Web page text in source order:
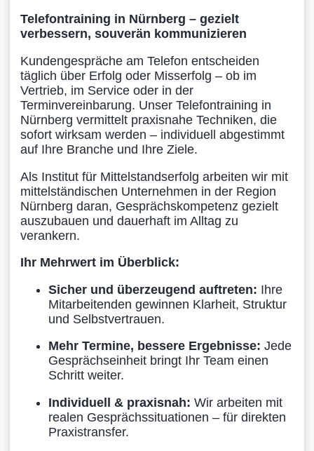
Telefontraining in Nürnberg – gezielt
verbessern, souverän kommunizieren
Kundengespräche am Telefon entscheiden
täglich über Erfolg oder Misserfolg – ob im
Vertrieb, im Service oder in der
Terminvereinbarung. Unser Telefontraining in
Nürnberg vermittelt praxisnahe Techniken, die
sofort wirksam werden – individuell abgestimmt
auf Ihre Branche und Ihre Ziele.
Als Institut für Mittelstandserfolg arbeiten wir mit
mittelständischen Unternehmen in der Region
Nürnberg daran, Gesprächskompetenz gezielt
auszubauen und dauerhaft im Alltag zu
verankern.
Ihr Mehrwert im Überblick:
Sicher und überzeugend auftreten: Ihre
Mitarbeitenden gewinnen Klarheit, Struktur
und Selbstvertrauen.
Mehr Termine, bessere Ergebnisse: Jede
Gesprächseinheit bringt Ihr Team einen
Schritt weiter.
Individuell & praxisnah: Wir arbeiten mit
realen Gesprächssituationen – für direkten
Praxistransfer.